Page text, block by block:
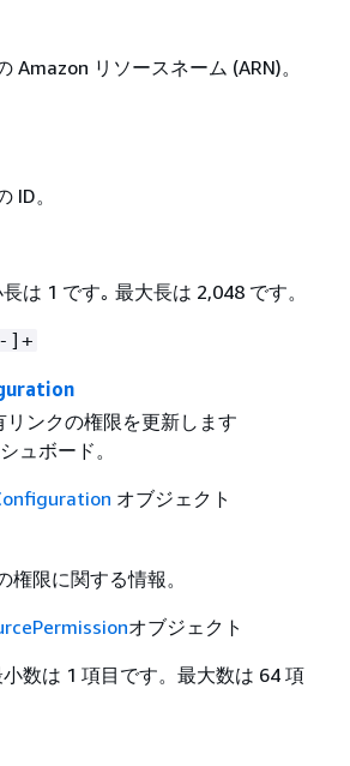
Amazon リソースネーム (ARN)。
ID。
は 1 です｡ 最大長は 2,048 です。
]+
ンクの権限を更新します
ュボード。
オブジェクト
権限に関する情報。
オブジェクト
数は 1 項目です。最大数は 64 項